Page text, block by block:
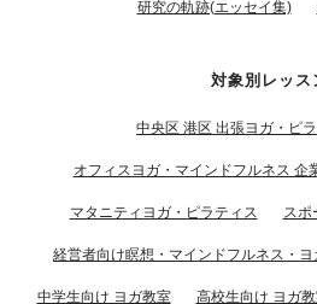
研究の軌跡(エッセイ集)
対象別レッス
中央区 港区 出張ヨガ・ピ
オフィスヨガ・マインドフルネス 企
マタニティヨガ・ピラティス スポ
経営者向け瞑想・マインドフルネス・ヨ
中学生向け ヨガ教室 高校生向け ヨガ